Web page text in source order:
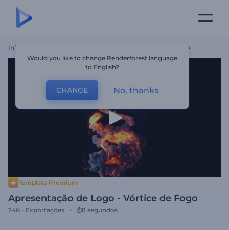
Início Apresentação De Logo - Vórtice De Fogo
Template Premium
Apresentação de Logo - Vórtice de Fogo
24K+ Exportações 8 segundos
Would you like to change Renderforest language
to English?
CHANGE No, thanks